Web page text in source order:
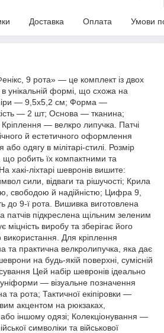
Доставка Оплата Умови
9 рота» — це комплект із двох
унікальній формі, що схожа на
— 9,5х5,2 см; Форма —
— 2 шт; Основа — тканина;
— велкро липучка. Патчі
й естетичного оформлення
одягу в мілітарі-стилі. Розмір
робить їх компактними та
хакі-ліхтарі шевронів вишите:
сили, відваги та рішучості; Крила
свободою й надійністю; Цифра 9,
до 9-ї рота. Вишивка виготовлена
підкреслена щільним зеленим
міцність виробу та зберігає його
Для кріплення
та практична велкролипучка, яка дає
на будь-якій поверхні, сумісній
Цей набір шевронів ідеально
уніформи — візуальне позначення
та рота; Тактичної екіпіровки —
акцентом на рюкзаках,
іншому одязі; Колекціонування —
символіки та військової